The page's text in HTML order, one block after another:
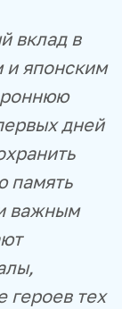
вклад в
японским
дней
память
важным
героев тех